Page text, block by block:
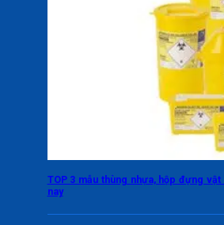
TOP 3 mẫu thùng nhựa, hộp đựng
nay